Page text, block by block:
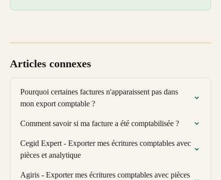
Articles connexes
Pourquoi certaines factures n'apparaissent pas dans
mon export comptable ?
Comment savoir si ma facture a été comptabilisée ?
Cegid Expert - Exporter mes écritures comptables avec
pièces et analytique
Agiris - Exporter mes écritures comptables avec pièces